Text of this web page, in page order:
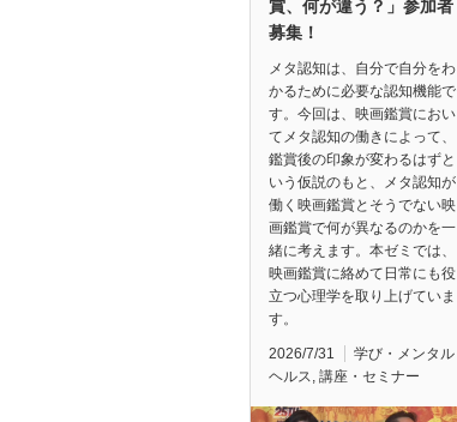
賞、何が違う？」参加者
募集！
メタ認知は、自分で自分をわ
かるために必要な認知機能で
す。今回は、映画鑑賞におい
てメタ認知の働きによって、
鑑賞後の印象が変わるはずと
いう仮説のもと、メタ認知が
働く映画鑑賞とそうでない映
画鑑賞で何が異なるのかを一
緒に考えます。本ゼミでは、
映画鑑賞に絡めて日常にも役
立つ心理学を取り上げていま
す。
2026/7/31
学び・メンタル
ヘルス 講座・セミナー